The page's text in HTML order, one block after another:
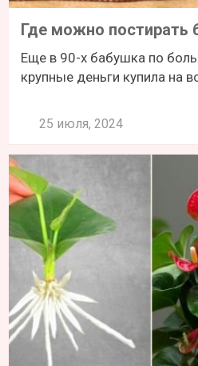
Где можно постирать
Еще в 90-х бабушка по
крупные деньги купила на
25 июля, 2024